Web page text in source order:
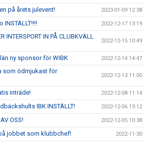
på årets julevent! 2023-01-09 12:38
INSTÄLLT!!!! 2022-12-17 13:19
INTERSPORT IN PÅ CLUBKVÄLL
2022-12-15 10:49
ny sponsor för WIBK 2022-12-14 14:47
som ödmjukast för
2022-12-13 11:00
inträde! 2022-12-08 11:14
IBK INSTÄLLT! 2022-12-06 13:12
OSS! 2022-12-05 10:38
jobbet som klubbchef! 2022-11-30